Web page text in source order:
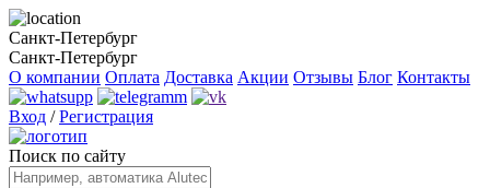
Санкт-Петербург
Санкт-Петербург
О компании Оплата Доставка Акции Отзывы Блог Контакты
Вход / Регистрация
Поиск по сайту